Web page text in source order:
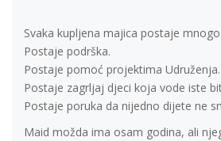
Svaka kupljena majica postaje
Postaje podrška.
Postaje pomoć projektima Udruženja.
Postaje zagrljaj djeci koja vode iste
Postaje poruka da nijedno dijete ne
Maid možda ima osam godina, ali